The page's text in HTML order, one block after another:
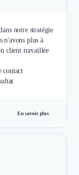
notre stratégie
n'avons plus à
client travaillée
contact
En savoir plus